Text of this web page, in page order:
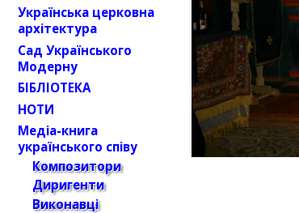
Українська церковна
архітектура
Сад Українського
Модерну
БІБЛІОТЕКА
НОТИ
Медіа-книга
українського співу
Композитори
Диригенти
Виконавці